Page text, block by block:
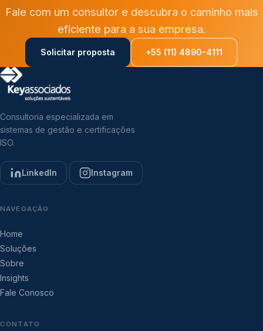
Fale com um consultor e descubra o caminho mais
eficiente para a sua empresa.
Solicitar proposta +55 (11) 4890-4111
Consultoria especializada em
sistemas de gestão e certificações
ISO.
LinkedIn Instagram
NAVEGAÇÃO
Home
Soluções
Sobre
Insights
Fale Conosco
CONTATO